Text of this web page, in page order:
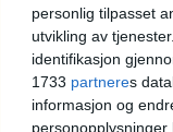
personlig tilpasset
utvikling av tjenester.
identifikasjon
1733 partneres
informasjon og